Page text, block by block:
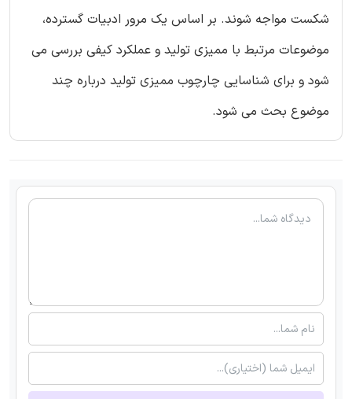
شکست مواجه شوند. بر اساس یک مرور ادبیات گسترده،
موضوعات مرتبط با ممیزی تولید و عملکرد کیفی بررسی می
شود و برای شناسایی چارچوب ممیزی تولید درباره چند
موضوع بحث می شود.